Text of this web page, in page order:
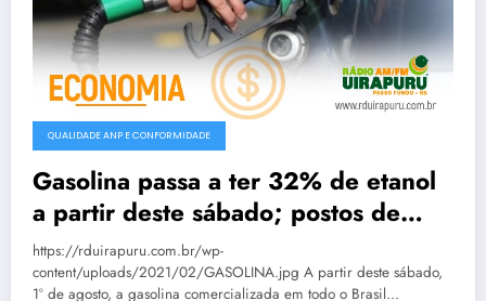
QUALIDADE ANP E CONFORMIDADE
Gasolina passa a ter 32% de etanol
a partir deste sábado; postos de
Passo Fundo já aguardam nova
composição
https://rduirapuru.com.br/wp-
content/uploads/2021/02/GASOLINA.jpg A partir deste sábado,
1º de agosto, a gasolina comercializada em todo o Brasil…